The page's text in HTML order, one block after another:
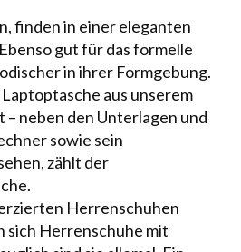
finden in einer eleganten
gut für das formelle
in ihrer Formgebung.
aus unserem
neben den Unterlagen und
sowie sein
zählt der
Herrenschuhen
sich Herrenschuhe mit